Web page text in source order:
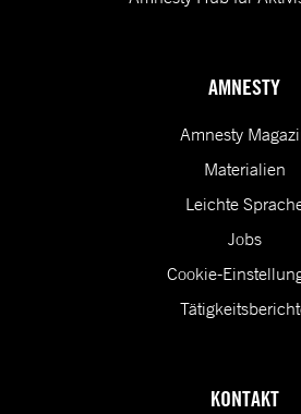
AMNESTY
Amnesty
Materialien
Leichte
Jobs
Cookie-
KONTAKT